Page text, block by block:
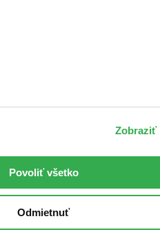
Zobraziť
Povoliť všetko
Odmietnuť
o priateľstve a sile
straty milovaného
bezpečí a zázemí